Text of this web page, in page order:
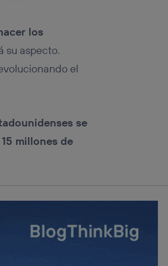
los
su aspecto.
el
se
millones de
se
que